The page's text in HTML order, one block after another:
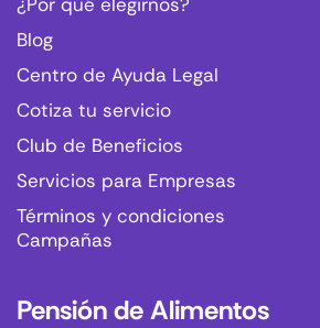
Blog
Centro de Ayuda Legal
Cotiza tu servicio
Club de Beneficios
Servicios para Empresas
Términos y condiciones
Campañas
Pensión de Alimentos